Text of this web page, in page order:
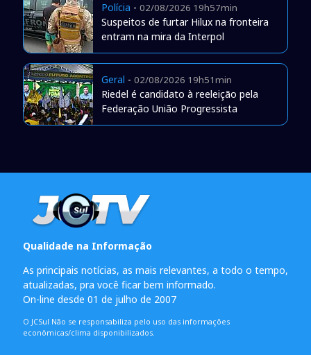
Polícia - 02/08/2026 19h57min
Suspeitos de furtar Hilux na fronteira
entram na mira da Interpol
Geral - 02/08/2026 19h51min
Riedel é candidato à reeleição pela
Federação União Progressista
Qualidade na Informação
As principais notícias, as mais relevantes, a todo o tempo,
atualizadas, pra você ficar bem informado.
On-line desde 01 de julho de 2007
O JCSul Não se responsabiliza pelo uso das informações
econômicas/clima disponibilizados.